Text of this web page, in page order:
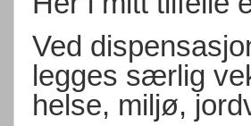
Ved
legges særlig
helse, miljø,